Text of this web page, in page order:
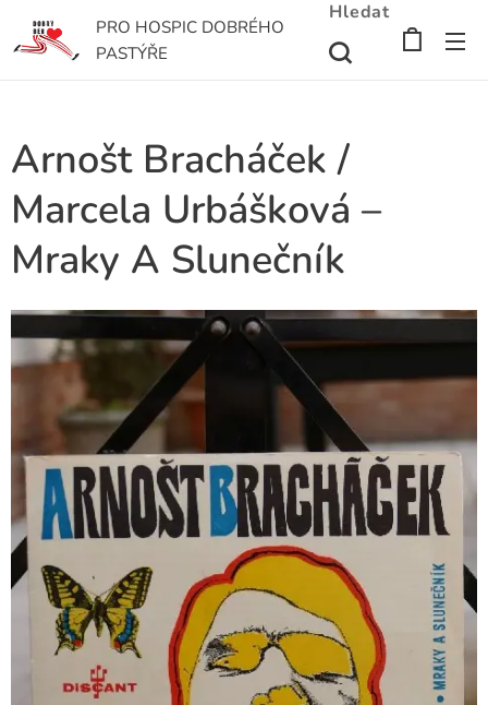
PRO HOSPIC DOBRÉHO
PASTÝŘE
Hledat
Arnošt Bracháček /
Marcela Urbášková –
Mraky A Slunečník